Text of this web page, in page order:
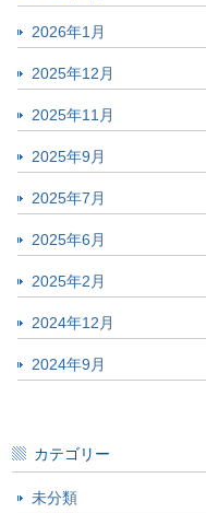
2026年1月
2025年12月
2025年11月
2025年9月
2025年7月
2025年6月
2025年2月
2024年12月
2024年9月
カテゴリー
未分類